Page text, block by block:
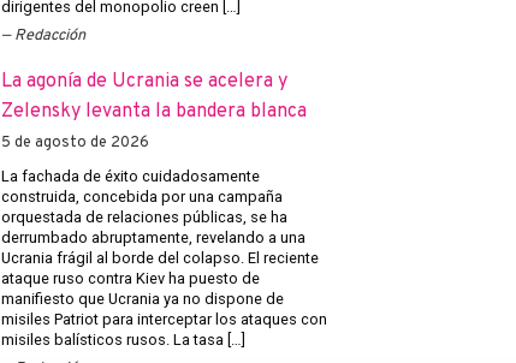
dirigentes del monopolio creen […]
Redacción
La agonía de Ucrania se acelera y
Zelensky levanta la bandera blanca
5 de agosto de 2026
La fachada de éxito cuidadosamente
construida, concebida por una campaña
orquestada de relaciones públicas, se ha
derrumbado abruptamente, revelando a una
Ucrania frágil al borde del colapso. El reciente
ataque ruso contra Kiev ha puesto de
manifiesto que Ucrania ya no dispone de
misiles Patriot para interceptar los ataques con
misiles balísticos rusos. La tasa […]